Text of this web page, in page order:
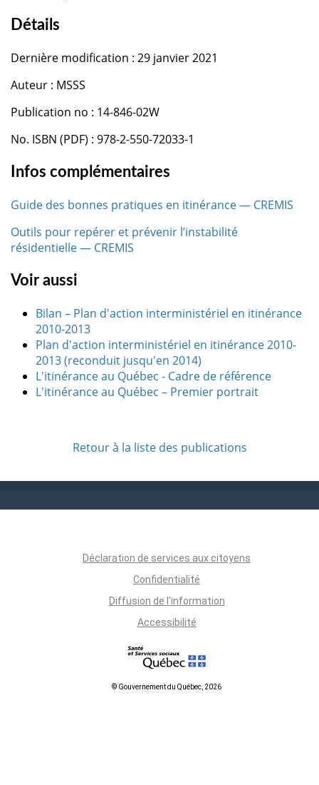
Détails
Dernière modification : 29 janvier 2021
Auteur : MSSS
Publication no : 14-846-02W
No. ISBN (PDF) : 978-2-550-72033-1
Infos complémentaires
Guide des bonnes pratiques en itinérance — CREMIS
Outils pour repérer et prévenir l’instabilité
résidentielle — CREMIS
Voir aussi
Bilan – Plan d'action interministériel en itinérance
2010-2013
Plan d'action interministériel en itinérance 2010-
2013 (reconduit jusqu'en 2014)
L'itinérance au Québec - Cadre de référence
L'itinérance au Québec – Premier portrait
Retour à la liste des publications
Déclaration de services aux citoyens
Confidentialité
Diffusion de l'information
Accessibilité
© Gouvernement du Québec, 2026